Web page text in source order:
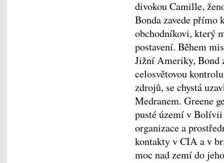
divokou Camille,
Bonda zavede
obchodníkovi, který
postavení. Během
Jižní Ameriky, Bond
celosvětovou
zdrojů, se chystá
Medranem. Greene
pusté území v
organizace a
kontakty v CIA a v
moc nad zemí do